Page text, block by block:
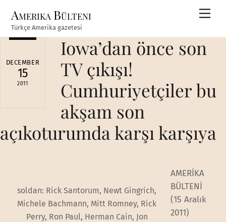
content
Amerika Bülteni
Türkçe Amerika gazetesi
DECEMBER
15
2011
Iowa’dan önce son
TV çıkışı!
Cumhuriyetçiler bu
akşam son
açıkoturumda karşı karşıya
soldan: Rick Santorum, Newt Gingrich,
Michele Bachmann, Mitt Romney, Rick
Perry, Ron Paul, Herman Cain, Jon
AMERİKA
BÜLTENİ
(15 Aralık
2011)